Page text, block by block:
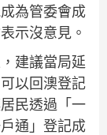
為管委會成
示沒意見。
建議當局延
以回澳登記
民透過「一
通」登記成